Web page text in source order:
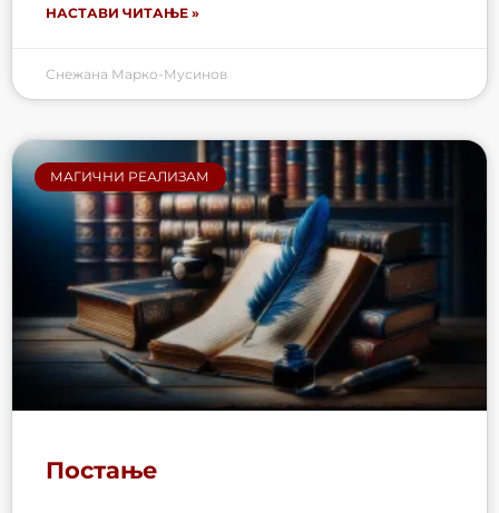
НАСТАВИ ЧИТАЊЕ »
Снежана Марко-Мусинов
МАГИЧНИ РЕАЛИЗАМ
Постање